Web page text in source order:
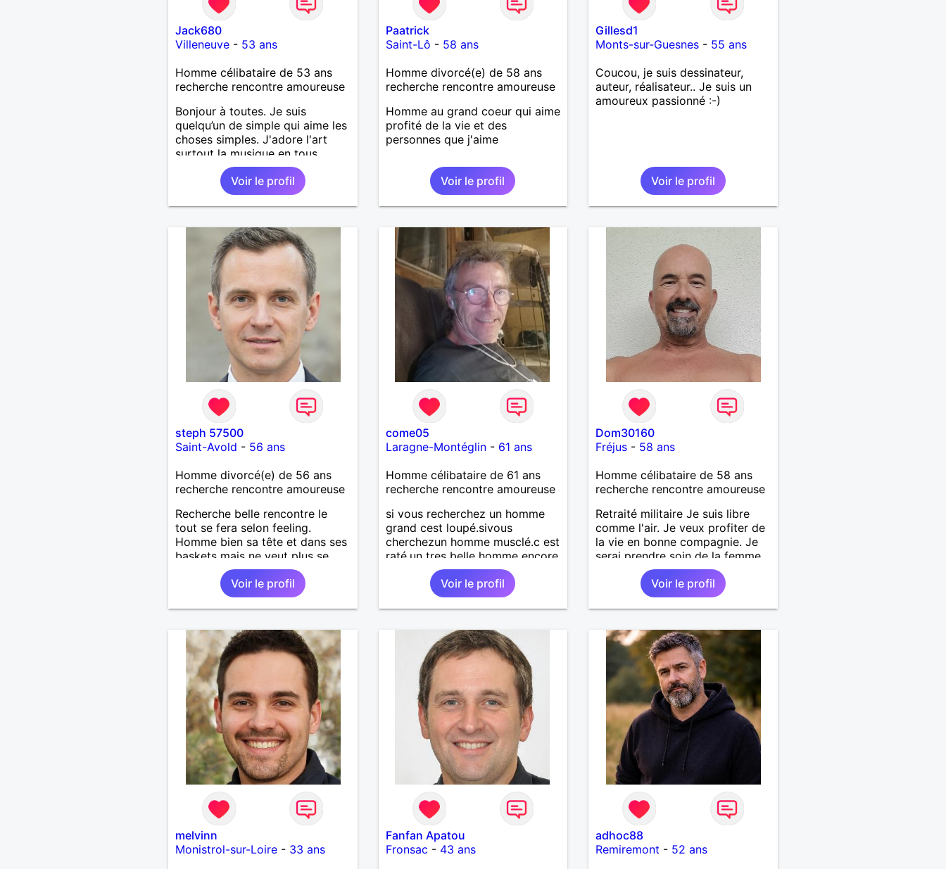
Jack680
Villeneuve- 53 ans
Homme célibataire de 53 ans
recherche rencontre amoureuse
Bonjour à toutes. Je suis
quelqu’un de simple qui aime les
choses simples. J'adore l'art
surtout la musique en tous
genre... si vous voulez en savoir
plus sur moi vous savez quoi
Voir le profil
Paatrick
Saint-Lô - 58 ans
Homme divorcé(e) de 58 ans
recherche rencontre amoureuse
Homme au grand coeur qui aime
profité de la vie et des
personnes que j'aime
Voir le profil
Gillesd1
Monts-sur-Guesnes - 55 ans
Coucou, je suis dessinateur,
auteur, réalisateur.. Je suis un
amoureux passionné :-)
Voir le profil
steph 57500
Saint-Avold - 56 ans
Homme divorcé(e) de 56 ans
recherche rencontre amoureuse
Recherche belle rencontre le
tout se fera selon feeling.
Homme bien sa tête et dans ses
baskets mais ne veut plus se
prendre la tête inutilement.
Voir le profil
come05
Laragne-Montéglin- 61 ans
Homme célibataire de 61 ans
recherche rencontre amoureuse
si vous recherchez un homme
grand cest loupé.sivous
cherchezun homme musclé.c est
raté.un tres belle homme encore
raté.super inteligent reloupé.d
extreme droite.alors la raté.
Voir le profil
Dom30160
Fréjus - 58 ans
Homme célibataire de 58 ans
recherche rencontre amoureuse
Retraité militaire Je suis libre
comme l'air. Je veux profiter de
la vie en bonne compagnie. Je
serai prendre soin de la femme
qui sera à mes côtés.
Voir le profil
melvinn
Monistrol-sur-Loire- 33 ans
Fanfan Apatou
Fronsac - 43 ans
adhoc88
Remiremont - 52 ans